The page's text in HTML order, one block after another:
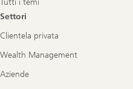
Tutti i temi
Settori
Clientela privata
Wealth Management
Aziende